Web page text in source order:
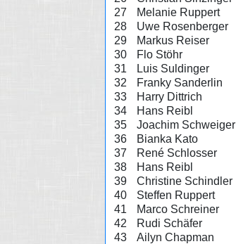
27
Melanie Ruppert
28
Uwe Rosenberger
29
Markus Reiser
30
Flo Stöhr
31
Luis Suldinger
32
Franky Sanderlin
33
Harry Dittrich
34
Hans Reibl
35
Joachim Schweiger
36
Bianka Kato
37
René Schlosser
38
Hans Reibl
39
Christine Schindler
40
Steffen Ruppert
41
Marco Schreiner
42
Rudi Schäfer
43
Ailyn Chapman